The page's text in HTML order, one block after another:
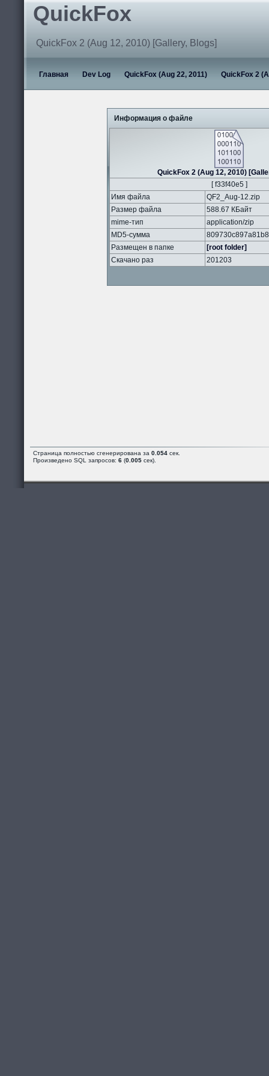
QuickFox
QuickFox 2 (Aug 12, 2010) [Gallery, Blogs]
Главная Dev Log QuickFox (Aug 22, 2011) QuickFox 2
Информация о файле
QuickFox 2 (Aug 12, 2010)
[ f33f40e5 ]
Имя файла
QF2_Aug-12.zip
Размер файла
588.67 КБайт
mime-тип
application/zip
MD5-сумма
Размещен в папке
[root folder]
Скачано раз
201203
Страница полностью сгенерирована за 0.054 сек.
Произведено SQL запросов: 6 (0.005 сек).